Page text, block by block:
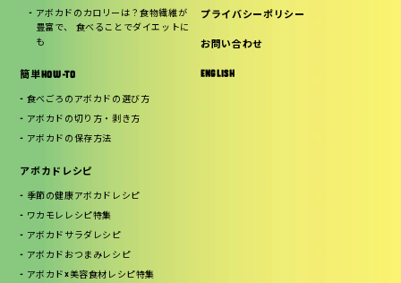
アボカドのカロリーは？食物繊維が
豊富で、 食べることでダイエットに
も
簡単HOW-TO
食べごろのアボカドの選び方
アボカドの切り方・剥き方
アボカドの保存方法
アボカドレシピ
季節の健康アボカドレシピ
ワカモレレシピ特集
アボカドサラダレシピ
アボカドおつまみレシピ
アボカド×美容食材レシピ特集
プライバシーポリシー
お問い合わせ
ENGLISH